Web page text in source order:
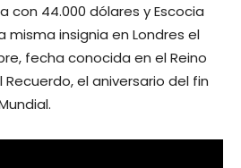
con 44.000 dólares y Escocia
misma insignia en Londres el
fecha conocida en el Reino
el aniversario del fin